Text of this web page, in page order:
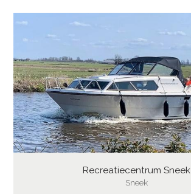
Recreatiecentrum Sneek
Sneek